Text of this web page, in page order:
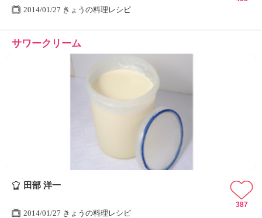
ん
の
ょ
う
2014/01/27 きょうの料理レシピ
サワークリーム
田部 洋一
2014/01/27 きょうの料理レシピ
387